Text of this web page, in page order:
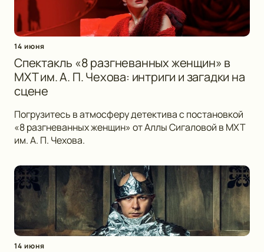
14 июня
Спектакль «8 разгневанных женщин» в
МХТ им. А. П. Чехова: интриги и загадки на
сцене
Погрузитесь в атмосферу детектива с постановкой
«8 разгневанных женщин» от Аллы Сигаловой в МХТ
им. А. П. Чехова.
14 июня